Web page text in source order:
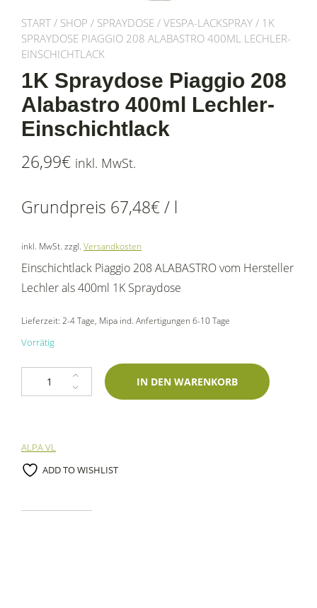
START / SHOP / SPRAYDOSE / VESPA-LACKSPRAY / 1K
SPRAYDOSE PIAGGIO 208 ALABASTRO 400ML LECHLER-
EINSCHICHTLACK
1K Spraydose Piaggio 208
Alabastro 400ml Lechler-
Einschichtlack
26,99€ inkl. MwSt.
Grundpreis 67,48€/ l
inkl. MwSt. zzgl. Versandkosten
Einschichtlack Piaggio 208 ALABASTRO vom Hersteller
Lechler als 400ml 1K Spraydose
Lieferzeit: 2-4 Tage, Mipa ind. Anfertigungen 6-10 Tage
Vorrätig
1K Spraydose Piaggio 208 Alabastro 400ml Lechler-Einschichtlack
IN DEN WARENKORB
ALPA VL
ADD TO WISHLIST